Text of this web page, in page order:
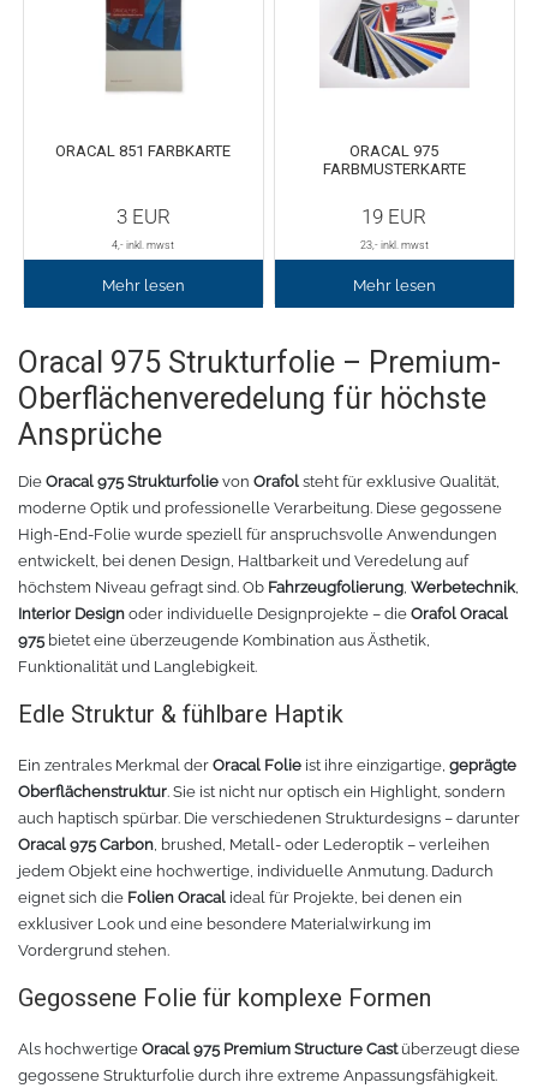
ORACAL 851 FARBKARTE
3EUR
4 ,- inkl. mwst
Mehr lesen
ORACAL 975
FARBMUSTERKARTE
19 EUR
23,- inkl. mwst
Mehr lesen
Oracal 975 Strukturfolie – Premium-
Oberflächenveredelung für höchste
Ansprüche
Die Oracal 975 Strukturfolie von Orafol steht für exklusive Qualität,
moderne Optik und professionelle Verarbeitung. Diese gegossene
High-End-Folie wurde speziell für anspruchsvolle Anwendungen
entwickelt, bei denen Design, Haltbarkeit und Veredelung auf
höchstem Niveau gefragt sind. Ob Fahrzeugfolierung, Werbetechnik,
Interior Design oder individuelle Designprojekte – die Orafol Oracal
975 bietet eine überzeugende Kombination aus Ästhetik,
Funktionalität und Langlebigkeit.
Edle Struktur & fühlbare Haptik
Ein zentrales Merkmal der Oracal Folie ist ihre einzigartige, geprägte
Oberflächenstruktur. Sie ist nicht nur optisch ein Highlight, sondern
auch haptisch spürbar. Die verschiedenen Strukturdesigns – darunter
Oracal 975 Carbon, brushed, Metall- oder Lederoptik – verleihen
jedem Objekt eine hochwertige, individuelle Anmutung. Dadurch
eignet sich die Folien Oracal ideal für Projekte, bei denen ein
exklusiver Look und eine besondere Materialwirkung im
Vordergrund stehen.
Gegossene Folie für komplexe Formen
Als hochwertige Oracal 975 Premium Structure Castüberzeugt diese
gegossene Strukturfolie durch ihre extreme Anpassungsfähigkeit.